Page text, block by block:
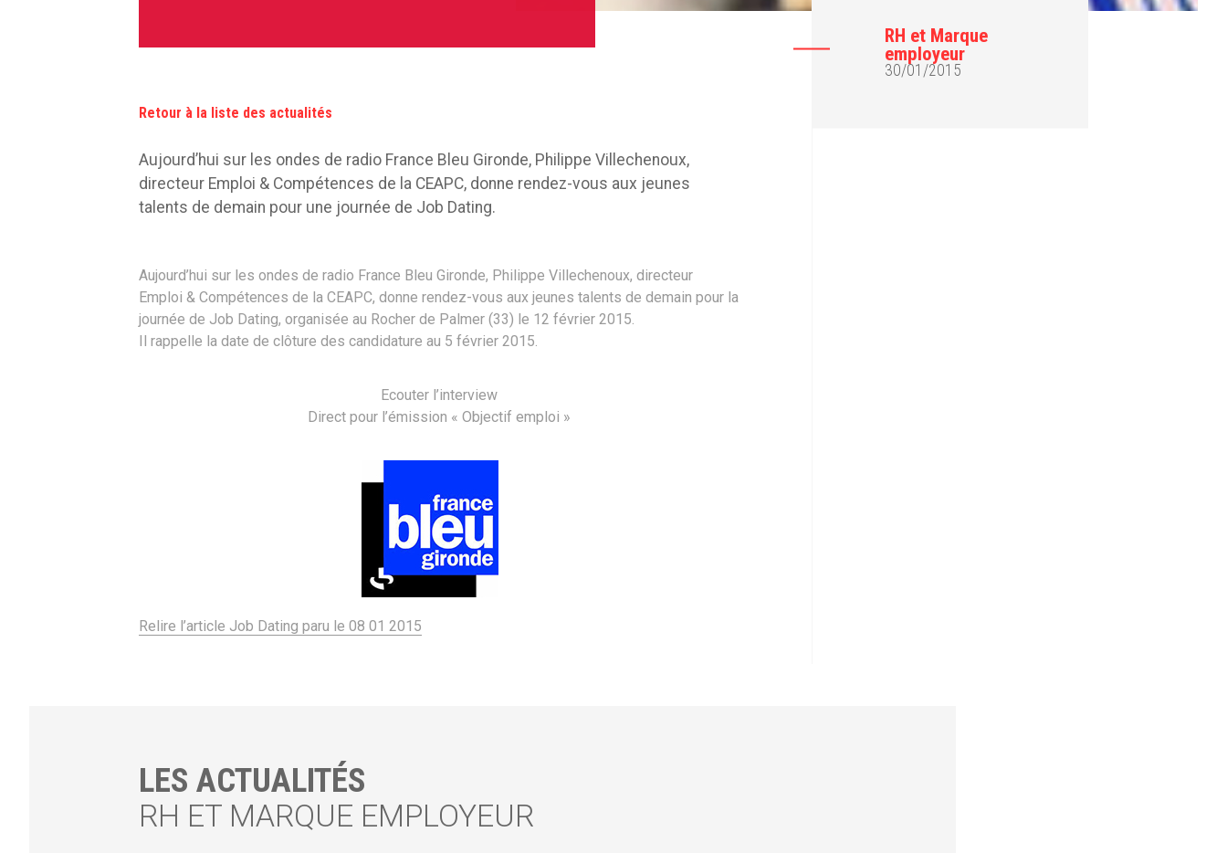
RH et Marque
employeur
30/01/2015
Retour à la liste des actualités
Aujourd’hui sur les ondes de radio France Bleu Gironde, Philippe Villechenoux,
directeur Emploi & Compétences de la CEAPC, donne rendez-vous aux jeunes
talents de demain pour une journée de Job Dating.
Aujourd’hui sur les ondes de radio France Bleu Gironde, Philippe Villechenoux, directeur
Emploi & Compétences de la CEAPC, donne rendez-vous aux jeunes talents de demain pour la
journée de Job Dating, organisée au Rocher de Palmer (33) le 12 février 2015.
Il rappelle la date de clôture des candidature au 5 février 2015.
Ecouter l’interview
Direct pour l’émission « Objectif emploi »
Relire l’article Job Dating paru le 08 01 2015
LES ACTUALITÉS
RH ET MARQUE EMPLOYEUR